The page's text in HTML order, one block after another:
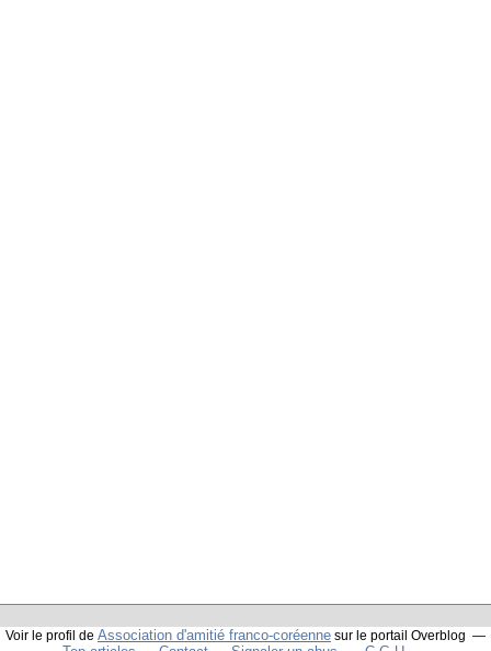
Voir le profil de Association d'amitié franco-coréenne sur le portail Overblog